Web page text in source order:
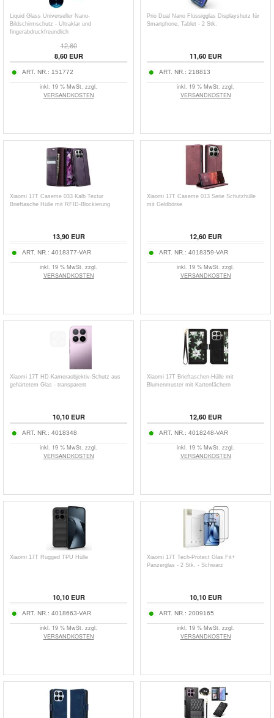
Liquid Glass Universeller Nano-
Bildschirmschutz - Ultraklar und
fingerabdruckfreundlich
12,60
8,60EUR
ART. NR.: 151772
inkl. 19 % MwSt. zzgl.
VERSANDKOSTEN
Prio Dual Nano Flüssigglas Displayshutz für
Smartphone, Tablet - 2 Stk.
11,60EUR
ART. NR.: 218813
inkl. 19 % MwSt. zzgl.
VERSANDKOSTEN
Xiaomi 17T Caseme 033 Kalb Textur
Brieftasche Hülle mit RFID-Blockierung
13,90EUR
ART. NR.: 4018377-VAR
inkl. 19 % MwSt. zzgl.
VERSANDKOSTEN
Xiaomi 17T Caseme 013 Serie Schutzhülle
mit Geldbörse
12,60EUR
ART. NR.: 4018359-VAR
inkl. 19 % MwSt. zzgl.
VERSANDKOSTEN
Xiaomi 17T HD-Kameraobjektiv-Schutz aus
gehärtetem Glas - transparent
10,10EUR
ART. NR.: 4018348
inkl. 19 % MwSt. zzgl.
VERSANDKOSTEN
Xiaomi 17T Brieftaschen-Hülle mit
Blumenmuster mit Kartenfächern
12,60EUR
ART. NR.: 4018248-VAR
inkl. 19 % MwSt. zzgl.
VERSANDKOSTEN
Xiaomi 17T Rugged TPU Hülle
10,10EUR
ART. NR.: 4018663-VAR
inkl. 19 % MwSt. zzgl.
VERSANDKOSTEN
Xiaomi 17T Tech-Protect Glas Fit+
Panzerglas - 2 Stk. - Schwarz
10,10EUR
ART. NR.: 2009165
inkl. 19 % MwSt. zzgl.
VERSANDKOSTEN